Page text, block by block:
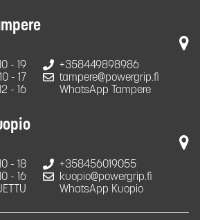
10 - 19
10 - 17
12 - 16
+358449898986
tampere@powergrip.fi
WhatsApp Tampere
10 - 18
10 - 16
+358456019055
kuopio@powergrip.fi
WhatsApp Kuopio